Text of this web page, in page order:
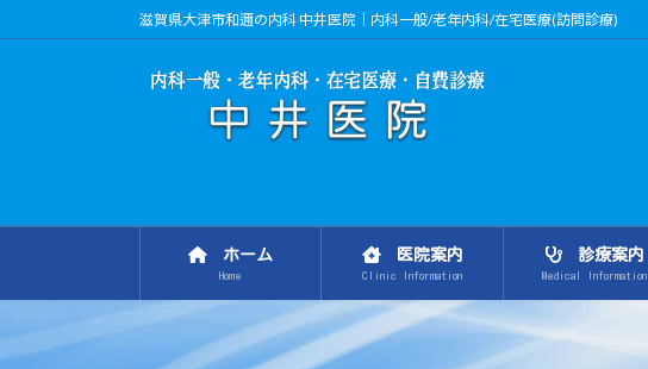
ン
ビ
滋賀県大津市和邇の内科 中井医院｜内科一般/老年内科/在宅医療(訪問診療)
ホーム
Home
医院案内
Clinic Information
診療案内
Medical Information